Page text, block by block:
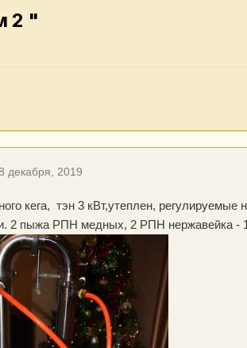
2 "
декабря, 2019
кега, тэн 3 кВт,утеплен,
2 пыжа РПН медных, 2 РПН нержавейка -